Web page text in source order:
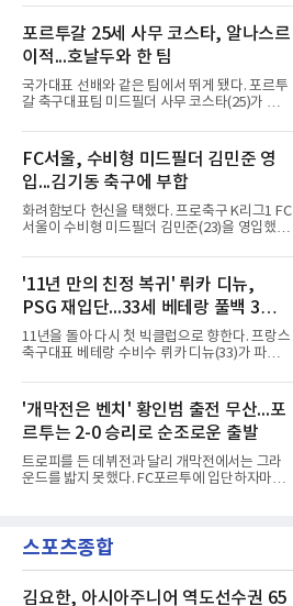
아버지와 팔레스타인인 어머니 사이에서 콜롬비
아 바랑키야에서 태어난 그는 콜롬비아·시리아
국적을 갖고 있다.190㎝ 신장을 활용한 플레이
가 강점인 싸박은 데포르티보 칼리에서 데뷔해
톤델라(포르투갈), 뉴웰스 올드 보이스(아르헨
티나)를 거쳐 2025년 수원FC에 합류했다. 지난
해 플레이오프 2경기(1골)를 포함해 리그 36경
해는 리비아 1부 알아흘리 트리폴리에서 뛰었
다. 2024년부터 시리아 국가대표로
포르투갈 25세 사무 코스타, 알나스르
이적...호날두와 한 팀
국가대표 선배와 같은 팀에서 뛰게 됐다. 포르투
갈 축구대표팀 미드필더 사무 코스타(25)가 사
스티아누 호날두와 함께한다.사우디 프로리그
디펜딩 챔피언 알나스르는 9일(현지시간) 스페
인 라리가 마요르카에서 코스타를 영입했다고
발표했다. 구단은 사회관계망서비스(SNS)에 여
정이 시작된다며, 전투에서 승리한 기사가 갑옷
을 벗자 팀 유니폼을 입은 코스타가 나타나는 영
상을 함께 올렸다. 마요르카도 이적 합의를 알리
서 프로에 데뷔한 2000년생 수비형 미드필더인
그는 UD 알메리아(스페인)를 거
FC서울, 수비형 미드필더 김민준 영
입...김기동 축구에 부합
화려함보다 헌신을 택했다. 프로축구 K리그1 FC
서울이 수비형 미드필더 김민준(23)을 영입했다
은 대학 무대를 지나 최근 K4리그 서산 파이오니
아FC에서 뛰었다. 180㎝의 신장을 갖춘 그에 대
해 서울 구단은 활동량과 기동력, 중원에서 공수
균형을 잡아주는 플레이가 강점이라고 설명했
다.영입 배경은 감독의 축구 색깔과 맞닿아 있다.
서울은 화려하지 않아도 끊임없이 움직이며 팀
에 헌신하는 김민준의 플레이를 높이 샀다. 많은
니라 성장 가능성까지 고려해 영입을 결정했다.
효과도 기대된다. K리그1
'11년 만의 친정 복귀' 뤼카 디뉴,
PSG 재입단...33세 베테랑 풀백 3년
계약
11년을 돌아 다시 첫 빅클럽으로 향한다. 프랑스
축구대표 베테랑 수비수 뤼카 디뉴(33)가 파리
10일(한국시간) 애스턴 빌라(잉글랜드)에서 뛰
어온 디뉴를 재영입했다고 발표했다. 계약 기간
은 2029년까지 3년이며, 등번호는 12번이다. 구
체적인 이적료는 공개되지 않았으나 영국 BBC
는 PSG가 왼쪽 풀백 디뉴의 바이아웃인 850만
파운드(약 162억원)를 애스턴 빌라에 지불하기
로 했다고 전했다.돌아오는 길은 길었다. 프랑스
프랑스컵 1회, 리그컵 2회 우승 등을 경험했다.
이후 AS로마 임대와 바르셀로나(스페
'개막전은 벤치' 황인범 출전 무산...포
르투는 2-0 승리로 순조로운 출발
트로피를 든 데뷔전과 달리 개막전에서는 그라
운드를 밟지 못했다. FC포르투에 입단하자마자
이스타디우 두 드라강에서 열린 알베르카와의
2026-2027 포르투갈 프리메이라리가 1라운드
킥에서 나왔다. 전반 9분 안드레 실바가 상대 골
스포츠종합
김요한, 아시아주니어 역도선수권 65